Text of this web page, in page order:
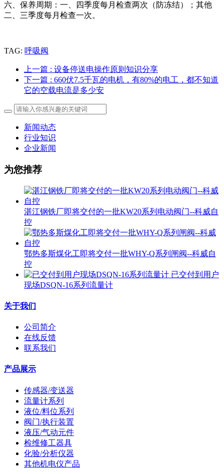
六、保养周期：一、四季度每月检查两次（防冻结）；其他
二、三季度每月检查一次。
TAG: 呼吸阀
上一篇 : 设备停送电操作原则知识分享
下一篇 : 660伏7.5千瓦的电机，有80%的电工，都不知道
它的空载电流是多少安
新闻动态
行业知识
企业新闻
为您推荐
湛江钢铁厂即将交付的一批KW20系列电动阀门--科威自
控
鄂热多斯煤化工即将交付一批WHY-Q系列闸阀--科威自
控
已交付到用户
现场DSQN-16系列流量计
关于我们
公司简介
在线反馈
联系我们
产品展示
传感器/变送器
流量计系列
液位/料位系列
阀门/执行装置
液压/气动元件
检维修工器具
化验/分析仪器
其他机电仪产品